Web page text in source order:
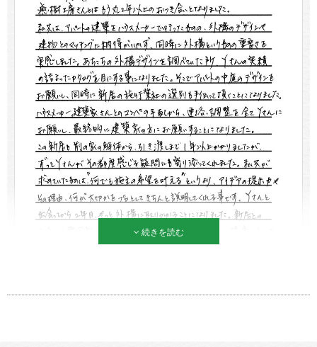
続きを読む